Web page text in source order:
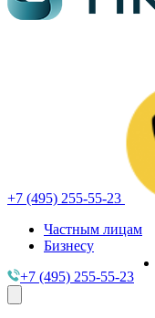
+7 (495) 255-55-23
Частным лицам
Бизнесу
+7 (495) 255-55-23